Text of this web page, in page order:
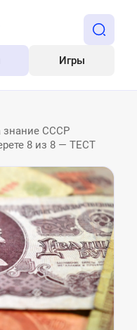
Игры
знание СССР
8 из 8 — ТЕСТ